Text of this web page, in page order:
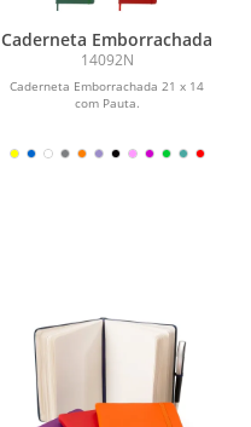
Caderneta Emborrachada
14092N
Caderneta Emborrachada 21 x 14
com Pauta.